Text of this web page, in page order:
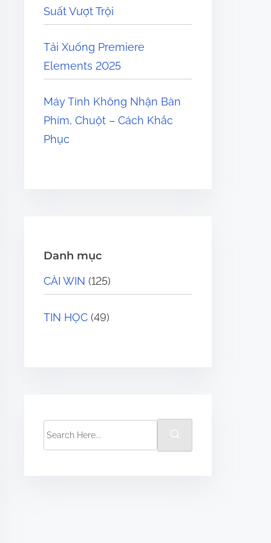
Suất Vượt Trội
Tải Xuống Premiere
Elements 2025
Máy Tính Không Nhận Bàn
Phím, Chuột – Cách Khắc
Phục
Danh mục
CÀI WIN (125)
TIN HỌC (49)
S
e